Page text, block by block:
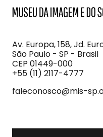
Imagem
e
do
Som
Av. Europa, 158, Jd.
São Paulo - SP - Brasil
CEP 01449-000
+55 (11) 2117-4777
faleconosco@mis-